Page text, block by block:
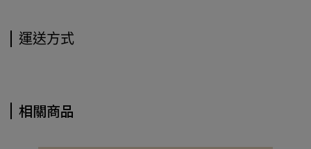
運送方式
相關商品